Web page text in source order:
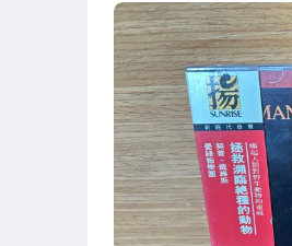
偶像、球員卡與郵幣